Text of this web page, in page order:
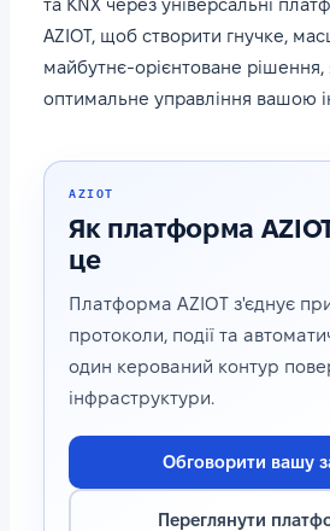
AZIOT, щоб створити гнучке,
майбутнє-орієнтоване рішення,
оптимальне управління вашою
AZIOT
Як платформа
це
Платформа AZIOT з'єднує
протоколи, події та
один керований контур
інфраструктури.
Обговорити вашу
Переглянути